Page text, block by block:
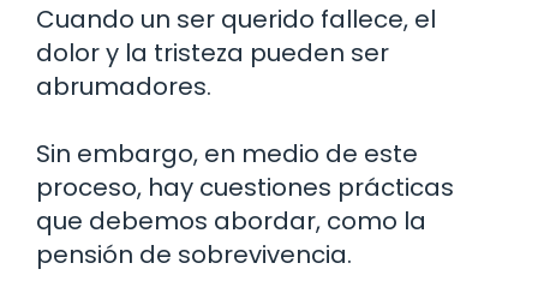
Cuando un ser querido fallece, el
dolor y la tristeza pueden ser
abrumadores.
Sin embargo, en medio de este
proceso, hay cuestiones prácticas
que debemos abordar, como la
pensión de sobrevivencia.